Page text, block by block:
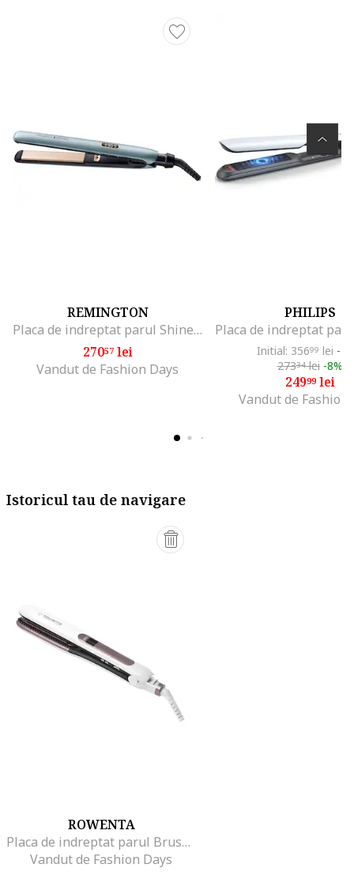
REMINGTON
Placa de indreptat parul Shine Therapy PRO , 230°C, invelis ceramic superior cu ulei de argan marocan, Functie turbo boost
27057lei
Vandut de Fashion Days
PHILIPS
Initial: 35699 lei -
27334lei -8%
24999lei
Vandut de Fashion
Istoricul tau de navigare
ROWENTA
Placa de indreptat parul Brush&Straight Premium Care, LCD, 130 - 200 °C, placi mobile, ionizare, Cashmere Keratin, Alb/Mov
Vandut de Fashion Days